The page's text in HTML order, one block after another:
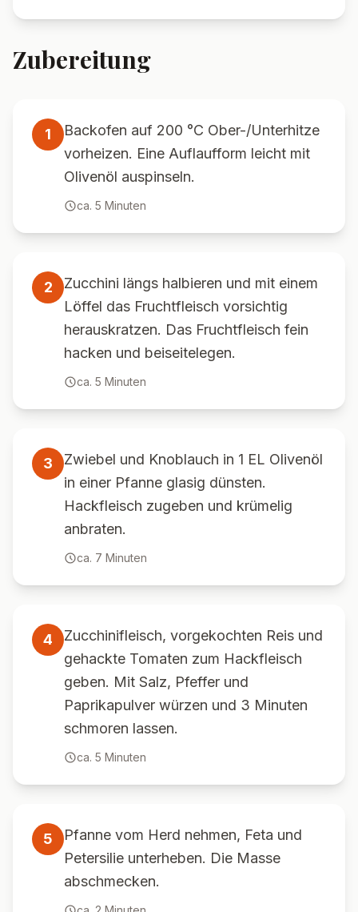
Zubereitung
1
Backofen auf 200 °C Ober-/Unterhitze
vorheizen. Eine Auflaufform leicht mit
Olivenöl auspinseln.
ca. 5 Minuten
2
Zucchini längs halbieren und mit einem
Löffel das Fruchtfleisch vorsichtig
herauskratzen. Das Fruchtfleisch fein
hacken und beiseitelegen.
ca. 5 Minuten
3
Zwiebel und Knoblauch in 1 EL Olivenöl
in einer Pfanne glasig dünsten.
Hackfleisch zugeben und krümelig
anbraten.
ca. 7 Minuten
4
Zucchinifleisch, vorgekochten Reis und
gehackte Tomaten zum Hackfleisch
geben. Mit Salz, Pfeffer und
Paprikapulver würzen und 3 Minuten
schmoren lassen.
ca. 5 Minuten
5
Pfanne vom Herd nehmen, Feta und
Petersilie unterheben. Die Masse
abschmecken.